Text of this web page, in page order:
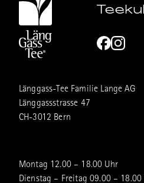
Länggass-Tee Familie Lange AG
Länggassstrasse 47
CH-3012 Bern
Montag 12.00 – 18.00 Uhr
Dienstag – Freitag 09.00 – 18.00